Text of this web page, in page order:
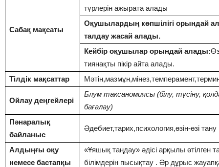
Сабақ мақсаты
түрлерін ажырата алады
Оқушылардың көпшілігі орындай
талдау жасай алады.
Кейбір оқушылар орындай алады:
тиянақты пікір айта алады.
Тілдік мақсаттар
Ойлау деңгейлері
Блум таксаномиясы (білу, түсіну,
бағалау)
Пәнаралық
байланыс
Әдебиет,тарих,психология,өзін-өзі тану
Алдыңғы оқу
немесе бастапқы
«Ұяшық таңдау» әдісі арқылы
білімдерін пысықтау . Әр дұрыс